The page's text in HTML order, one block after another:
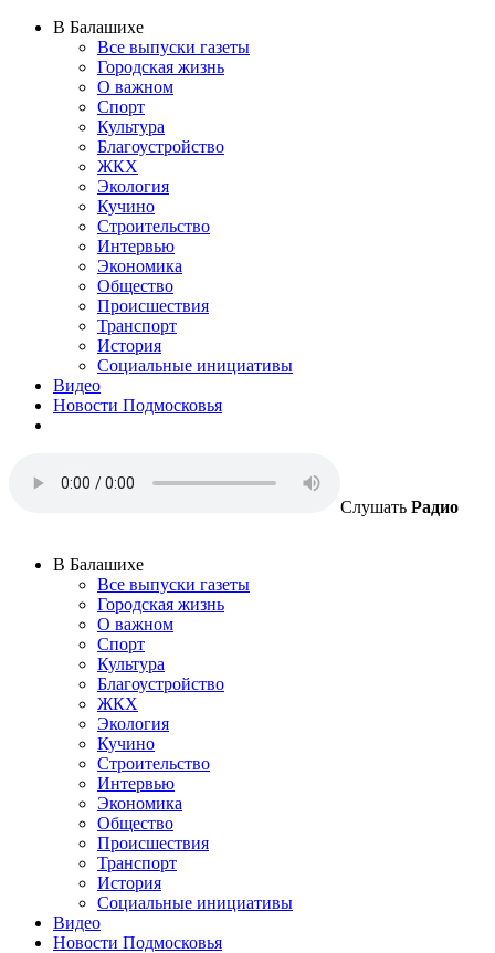
В Балашихе
Все выпуски газеты
Городская жизнь
О важном
Спорт
Культура
Благоустройство
ЖКХ
Экология
Кучино
Строительство
Интервью
Экономика
Общество
Происшествия
Транспорт
История
Социальные инициативы
Видео
Новости Подмосковья
Слушать Радио
В Балашихе
Все выпуски газеты
Городская жизнь
О важном
Спорт
Культура
Благоустройство
ЖКХ
Экология
Кучино
Строительство
Интервью
Экономика
Общество
Происшествия
Транспорт
История
Социальные инициативы
Видео
Новости Подмосковья